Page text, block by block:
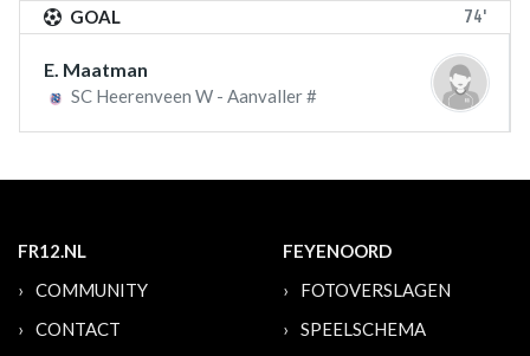
GOAL 74'
E. Maatman
SC Heerenveen W - Aanvaller #
FR12.NL
COMMUNITY
CONTACT
FEYENOORD
FOTOVERSLAGEN
SPEELSCHEMA